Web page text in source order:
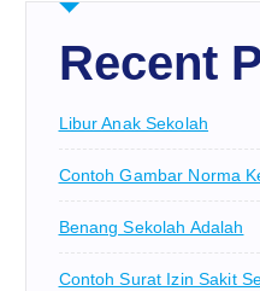
Recent
Libur Anak Sekolah
Contoh Gambar Norma
Benang Sekolah Adalah
Contoh Surat Izin Sakit